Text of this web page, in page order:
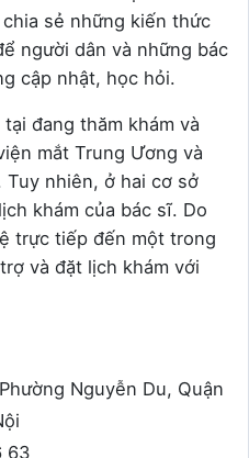
sẻ những kiến thức
người dân và những bác
cập nhật, học hỏi.
đang thăm khám và
mắt Trung Ương và
Tuy nhiên, ở hai cơ sở
khám của bác sĩ. Do
trực tiếp đến một trong
và đặt lịch khám với
Nguyễn Du, Quận
63